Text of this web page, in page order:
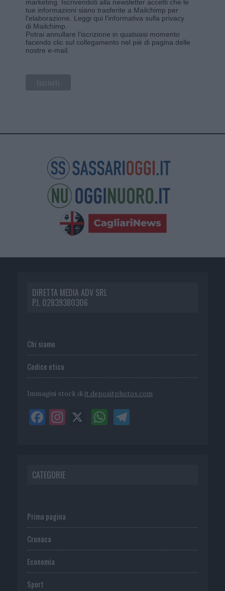
marketing. Iscrivendoti alla newsletter accetti che le
tue informazioni siano trasferite a Mailchimp per
l'elaborazione. Leggi qui l'informativa sulla privacy
di Mailchimp
Potrai annullare l'iscrizione in qualsiasi momento
facendo clic sul collegamento nel piè di pagina delle
nostre e-mail.
DIRETTA MEDIA ADV SRL
P.I. 02839380306
Chi siamo
Codice etico
Immagini stock di it.depositphotos.com
CATEGORIE
Prima pagina
Cronaca
Economia
Sport